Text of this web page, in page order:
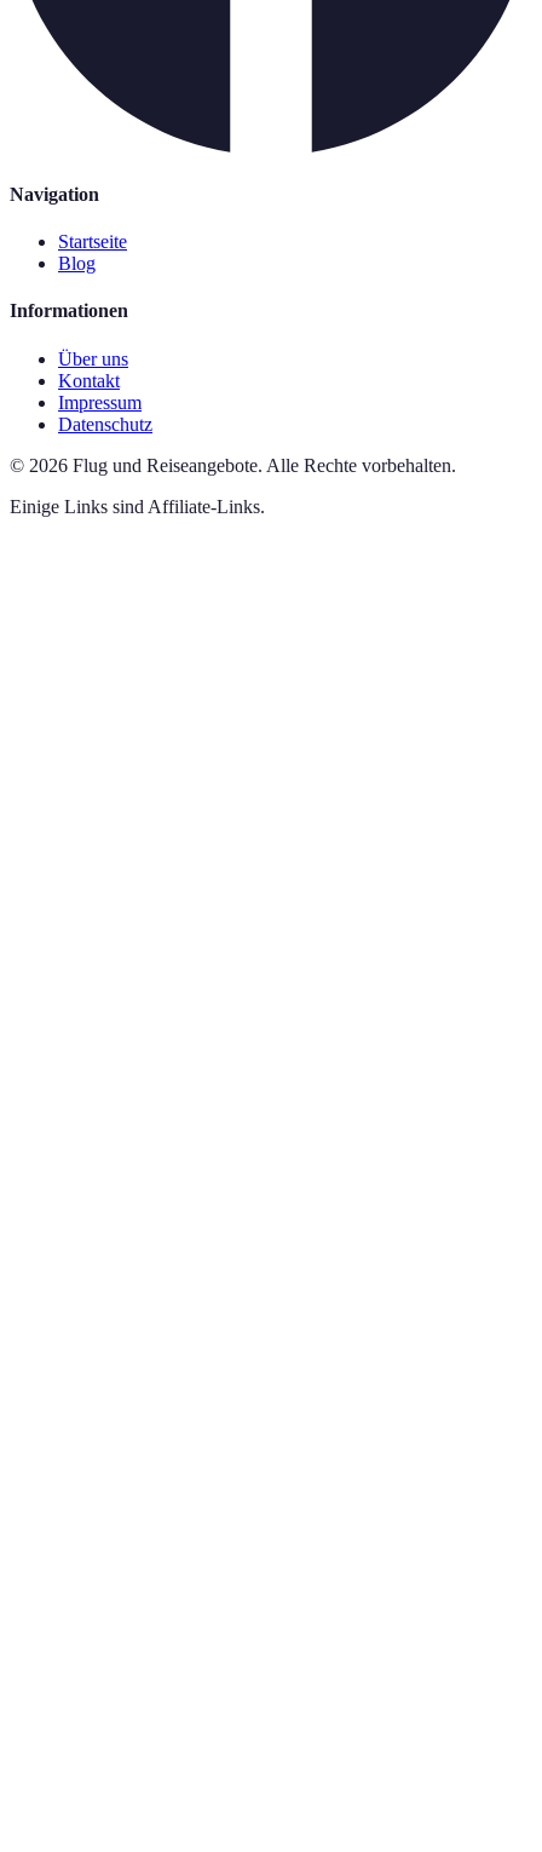
Navigation
Startseite
Blog
Informationen
Über uns
Kontakt
Impressum
Datenschutz
© 2026 Flug und Reiseangebote. Alle Rechte vorbehalten.
Einige Links sind Affiliate-Links.